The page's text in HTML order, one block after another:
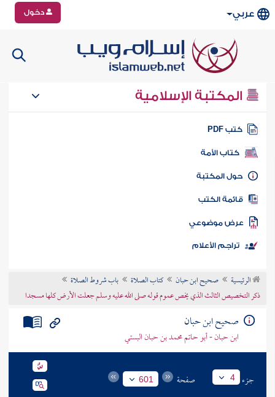
عربي دخول
المكتبة الإسلامية
كتب PDF
كتاب الأمة
المكتبة
الكتب
موضوعي
تراجم الأعلام
الرئيسية صحيح ابن حبان كتاب الصلاة
باب شروط الصلاة
ذكر التخصيص الثالث الذي يخص عموم قوله صلى الله عليه وسلم جعلت الأرض كلها مسجدا
صحيح ابن حبان
ابن حبان - أبو حاتم محمد بن حبان البستي
جزء 4 صفحة 601